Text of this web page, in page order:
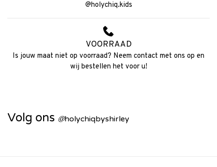
@holychiq.kids
VOORRAAD
Is jouw maat niet op voorraad? Neem contact met ons op en
wij bestellen het voor u!
Volg ons @holychiqbyshirley